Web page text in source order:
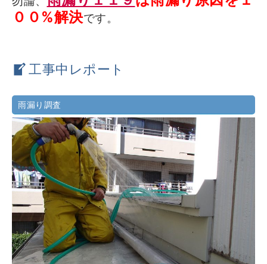
００%解決です。
工事中レポート
雨漏り調査